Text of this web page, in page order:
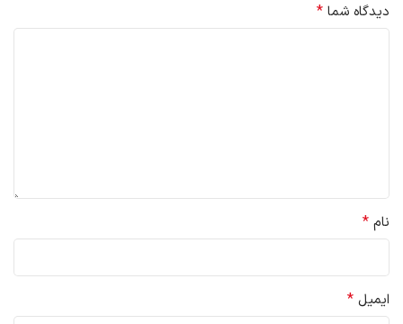
دیدگاه شما *
نام *
ایمیل *